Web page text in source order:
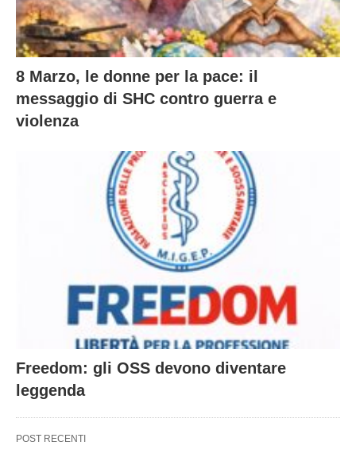
8 Marzo, le donne per la pace: il
messaggio di SHC contro guerra e
violenza
Freedom: gli OSS devono diventare
leggenda
POST RECENTI